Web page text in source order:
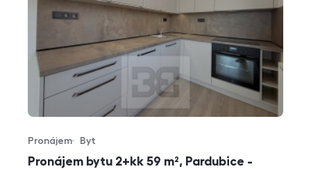
Pronájem bytu 2+kk 59 m², Pardubice -
Typ nabídky
Pronájem
Typ nemovitosti
Byt